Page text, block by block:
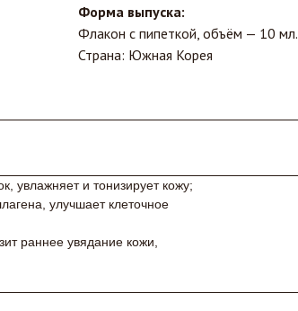
Форма выпуска:
Флакон с пипеткой, объём — 10 мл.
Страна: Южная Корея
увлажняет и тонизирует кожу;
улучшает клеточное
раннее увядание кожи,